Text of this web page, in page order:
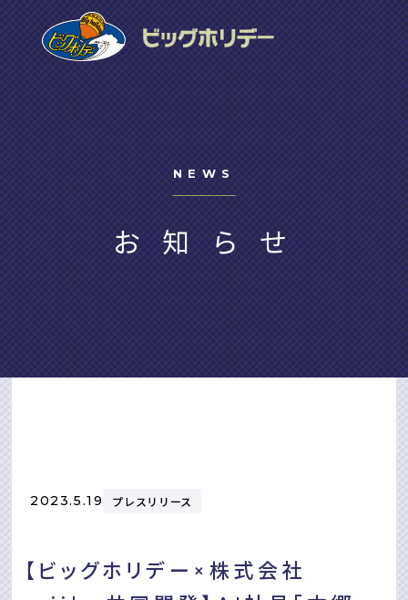
NEWS
お知らせ
2023.5.19 プレスリリース
【ビッグホリデー×株式会社